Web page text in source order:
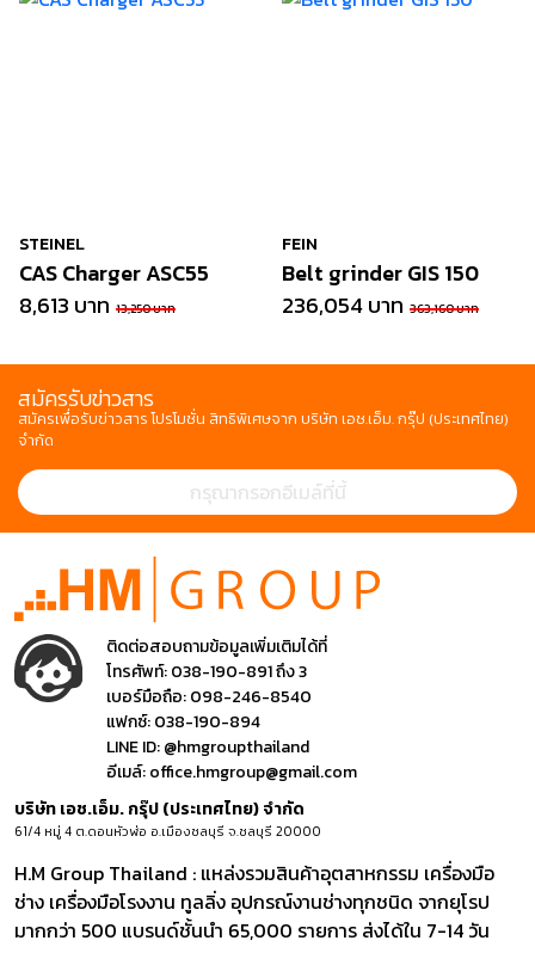
STEINEL
CAS Charger ASC55
8,613 บาท 13,250 บาท
FEIN
Belt grinder GIS 150
236,054 บาท 363,160 บาท
สมัครรับข่าวสาร
สมัครเพื่อรับข่าวสาร โปรโมชั่น สิทธิพิเศษจาก บริษัท เอช.เอ็ม. กรุ๊ป (ประเทศไทย)
จำกัด
ติดต่อสอบถามข้อมูลเพิ่มเติมได้ที่
โทรศัพท์:038-190-891 ถึง 3
เบอร์มือถือ:098-246-8540
แฟกซ์:038-190-894
LINE ID:@hmgroupthailand
อีเมล์:office.hmgroup@gmail.com
บริษัท เอช.เอ็ม. กรุ๊ป (ประเทศไทย) จำกัด
61/4 หมู่ 4 ต.ดอนหัวฬ่อ อ.เมืองชลบุรี จ.ชลบุรี 20000
H.M Group Thailand : แหล่งรวมสินค้าอุตสาหกรรม เครื่องมือ
ช่าง เครื่องมือโรงงาน ทูลลิ่ง อุปกรณ์งานช่างทุกชนิด จากยุโรป
มากกว่า 500 แบรนด์ชั้นนำ 65,000 รายการ ส่งได้ใน 7-14 วัน